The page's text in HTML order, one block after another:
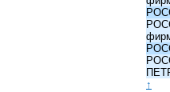
↑